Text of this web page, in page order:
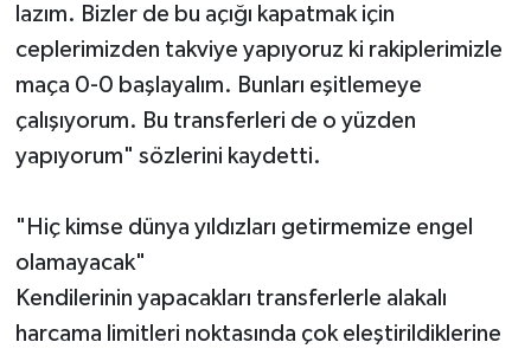
lazım. Bizler de bu açığı kapatmak için
ceplerimizden takviye yapıyoruz ki rakiplerimizle
maça 0-0 başlayalım. Bunları eşitlemeye
çalışıyorum. Bu transferleri de o yüzden
yapıyorum" sözlerini kaydetti.
"Hiç kimse dünya yıldızları getirmemize engel
olamayacak"
Kendilerinin yapacakları transferlerle alakalı
harcama limitleri noktasında çok eleştirildiklerine